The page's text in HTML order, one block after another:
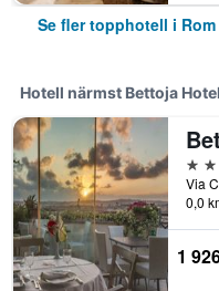
Se fler topphotell i Rom
Hotell närmst Bettoja
4
Via
0,0
1